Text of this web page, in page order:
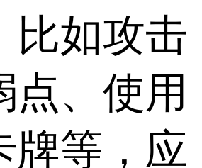
比如攻击
点、使用
牌等，应